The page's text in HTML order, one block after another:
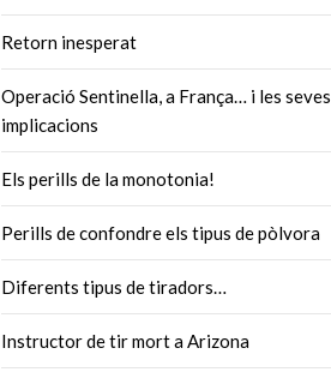
Retorn inesperat
Operació Sentinella, a França… i les seves
implicacions
Els perills de la monotonia!
Perills de confondre els tipus de pòlvora
Diferents tipus de tiradors…
Instructor de tir mort a Arizona